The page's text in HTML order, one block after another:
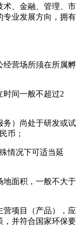
术、金融、管理、市
专业发展方向，拥有
经营场所须在所属孵
时间一般不超过2
务）尚处于研发或试
币；
情况下可适当延
地面积，一般不大于
营项目（产品），应
，并符合国家环保要